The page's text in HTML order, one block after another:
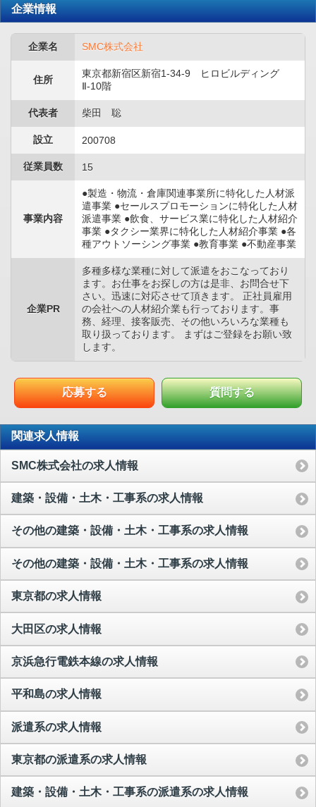
企業情報
企業名 SMC株式会社
住所
東京都新宿区新宿1-34-9 ヒロビルディング
Ⅱ-10階
代表者 柴田 聡
設立 200708
従業員数 15
事業内容
●製造・物流・倉庫関連事業所に特化した人材派
遣事業 ●セールスプロモーションに特化した人材
派遣事業 ●飲食、サービス業に特化した人材紹介
事業 ●タクシー業界に特化した人材紹介事業 ●各
種アウトソーシング事業 ●教育事業 ●不動産事業
企業PR
多種多様な業種に対して派遣をおこなっており
ます。お仕事をお探しの方は是非、お問合せ下
さい。迅速に対応させて頂きます。 正社員雇用
の会社への人材紹介業も行っております。事
務、経理、接客販売、その他いろいろな業種も
取り扱っております。 まずはご登録をお願い致
します。
応募する 質問する
関連求人情報
SMC株式会社の求人情報
建築・設備・土木・工事系の求人情報
その他の建築・設備・土木・工事系の求人情報
その他の建築・設備・土木・工事系の求人情報
東京都の求人情報
大田区の求人情報
京浜急行電鉄本線の求人情報
平和島の求人情報
派遣系の求人情報
東京都の派遣系の求人情報
建築・設備・土木・工事系の派遣系の求人情報